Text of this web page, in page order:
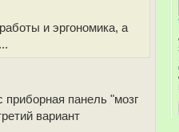
и эргономика, а
панель "мозг
вариант